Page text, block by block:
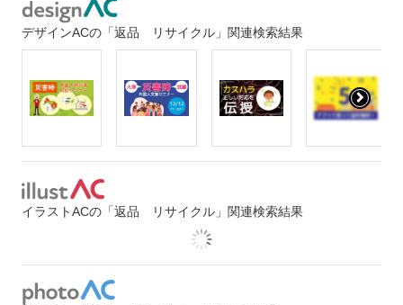
デザインACの「返品 リサイクル」関連検索結果
イラストACの「返品 リサイクル」関連検索結果